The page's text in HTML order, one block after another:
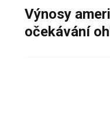
Výnosy
očekávání